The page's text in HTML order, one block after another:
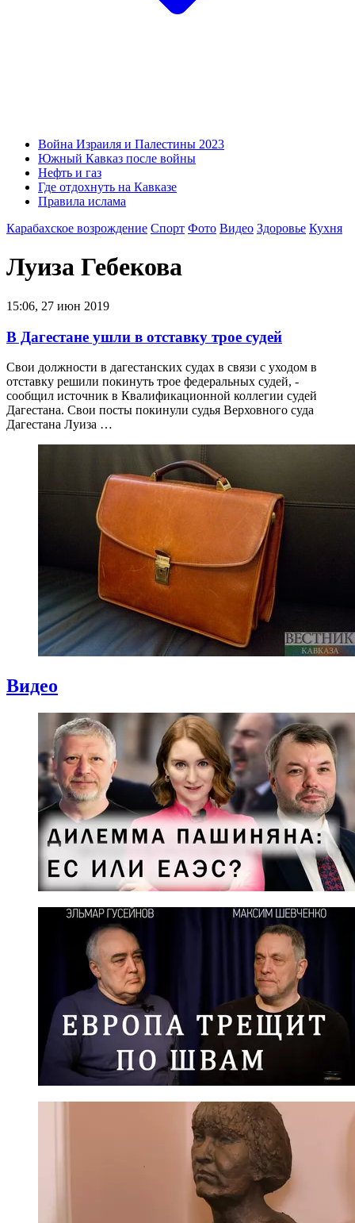
Война Израиля и Палестины 2023
Южный Кавказ после войны
Нефть и газ
Где отдохнуть на Кавказе
Правила ислама
Карабахское возрождение Спорт Фото Видео Здоровье Кухня
Луиза Гебекова
15:06, 27 июн 2019
В Дагестане ушли в отставку трое судей
Свои должности в дагестанских судах в связи с уходом в
отставку решили покинуть трое федеральных судей, -
сообщил источник в Квалификационной коллегии судей
Дагестана. Свои посты покинули судья Верховного суда
Дагестана Луиза …
Видео